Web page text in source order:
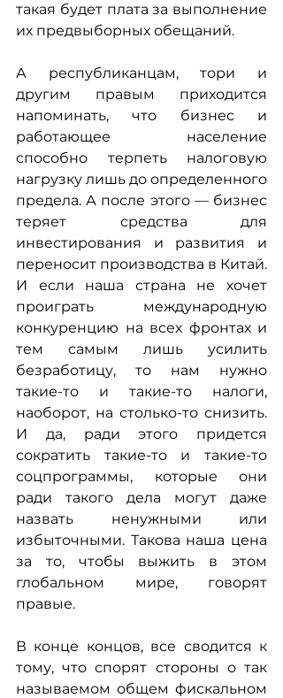
такая будет плата за выполнение
их предвыборных обещаний.
А республиканцам, тори и
другим правым приходится
напоминать, что бизнес и
работающее население
способно терпеть налоговую
нагрузку лишь до определенного
предела. А после этого — бизнес
теряет средства для
инвестирования и развития и
переносит производства в Китай.
И если наша страна не хочет
проиграть международную
конкуренцию на всех фронтах и
тем самым лишь усилить
безработицу, то нам нужно
такие-то и такие-то налоги,
наоборот, на столько-то снизить.
И да, ради этого придется
сократить такие-то и такие-то
соцпрограммы, которые они
ради такого дела могут даже
назвать ненужными или
избыточными. Такова наша цена
за то, чтобы выжить в этом
глобальном мире, говорят
правые.
В конце концов, все сводится к
тому, что спорят стороны о так
называемом общем фискальном